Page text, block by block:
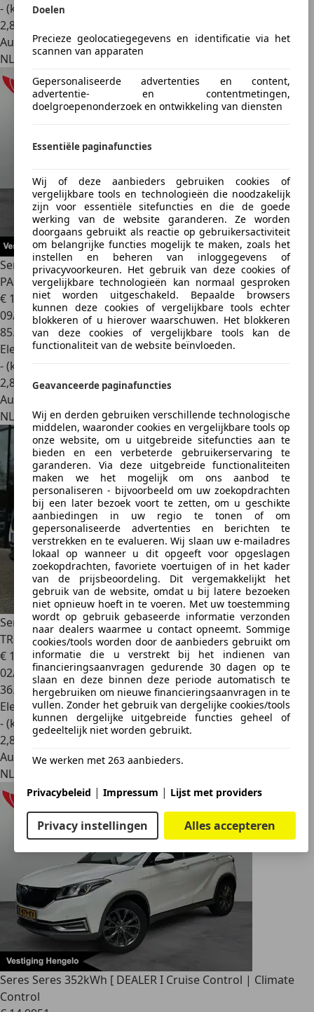
Doelen
Precieze geolocatiegegevens en identificatie via het
scannen van apparaten
Gepersonaliseerde advertenties en content,
advertentie- en contentmetingen,
doelgroepenonderzoek en ontwikkeling van diensten
Essentiële paginafuncties
Wij of deze aanbieders gebruiken cookies of
vergelijkbare tools en technologieën die noodzakelijk
zijn voor essentiële sitefuncties en die de goede
werking van de website garanderen. Ze worden
doorgaans gebruikt als reactie op gebruikersactiviteit
om belangrijke functies mogelijk te maken, zoals het
instellen en beheren van inloggegevens of
privacyvoorkeuren. Het gebruik van deze cookies of
vergelijkbare technologieën kan normaal gesproken
niet worden uitgeschakeld. Bepaalde browsers
kunnen deze cookies of vergelijkbare tools echter
blokkeren of u hierover waarschuwen. Het blokkeren
van deze cookies of vergelijkbare tools kan de
functionaliteit van de website beïnvloeden.
Geavanceerde paginafuncties
Wij en derden gebruiken verschillende technologische
middelen, waaronder cookies en vergelijkbare tools op
onze website, om u uitgebreide sitefuncties aan te
bieden en een verbeterde gebruikerservaring te
garanderen. Via deze uitgebreide functionaliteiten
maken we het mogelijk om ons aanbod te
personaliseren - bijvoorbeeld om uw zoekopdrachten
bij een later bezoek voort te zetten, om u geschikte
aanbiedingen in uw regio te tonen of om
gepersonaliseerde advertenties en berichten te
verstrekken en te evalueren. Wij slaan uw e-mailadres
lokaal op wanneer u dit opgeeft voor opgeslagen
zoekopdrachten, favoriete voertuigen of in het kader
van de prijsbeoordeling. Dit vergemakkelijkt het
gebruik van de website, omdat u bij latere bezoeken
niet opnieuw hoeft in te voeren. Met uw toestemming
wordt op gebruik gebaseerde informatie verzonden
naar dealers waarmee u contact opneemt. Sommige
cookies/tools worden door de aanbieders gebruikt om
informatie die u verstrekt bij het indienen van
financieringsaanvragen gedurende 30 dagen op te
slaan en deze binnen deze periode automatisch te
hergebruiken om nieuwe financieringsaanvragen in te
vullen. Zonder het gebruik van dergelijke cookies/tools
kunnen dergelijke uitgebreide functies geheel of
gedeeltelijk niet worden gebruikt.
We werken met 263 aanbieders.
Privacybeleid | Impressum | Lijst met providers
Privacy instellingen Alles accepteren
- (kWh/100 km)
2,8
Autobedrijf
NL 7554 TA
Seres Seres 352kWh [ DEALER I 360 CAMERA I
PANORAMADAK ]
€ 14.4491
09/2021
85.447 km
Elektrisch
- (kWh/100 km)
2,8
Autobedrijf
NL 7554 TA
Seres Seres 352KWH | LEDER | CAMERA | CRUISE | NAVI |
TREKHAAK
€ 14.900
02/2021
36.823 km
Elektrisch
- (kWh/100 km)
2,8
Autobedrijf
NL 4194 SK
Seres Seres 352kWh [ DEALER I Cruise Control | Climate
Control